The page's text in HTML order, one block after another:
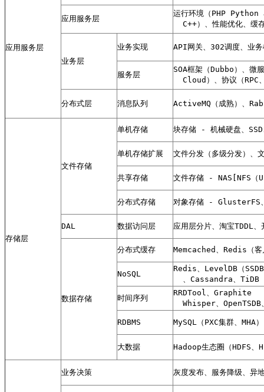
应用服务层
应用服务层
运行环境（PHP
C++）、性能优化、
业务层
业务实现 API网关、302调度、业务
服务层
SOA框架（Dubbo）、
Cloud）、协议（RPC
分布式层 消息队列 ActiveMQ（成熟）、
存储层
文件存储
单机存储 块存储 - 机械硬盘、
单机存储扩展 文件分发（多级分发）
共享存储 文件存储 - NAS[NFS
分布式存储 对象存储 - GlusterFS、
DAL 数据访问层 应用层分片、淘宝TDDL
数据存储
分布式缓存 Memcached、Redis（
NoSQL
Redis、LevelDB（
、Cassandra、TiDB
时间序列
RRDTool、Graphite
Whisper、OpenTSDB
RDBMS MySQL（PXC集群、
大数据 Hadoop生态圈（HDFS
业务决策 灰度发布、服务降级、异